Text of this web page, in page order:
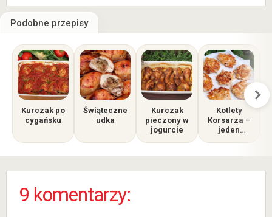
Podobne przepisy
Kurczak po
cygańsku
Świąteczne
udka
Kurczak
pieczony w
jogurcie
Kotlety
Korsarza –
jeden
wszystko!
9 komentarzy: